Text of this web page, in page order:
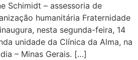
Schimidt – assessoria de
humanitária Fraternidade
nesta segunda-feira, 14
unidade da Clínica da Alma, na
– Minas Gerais. […]